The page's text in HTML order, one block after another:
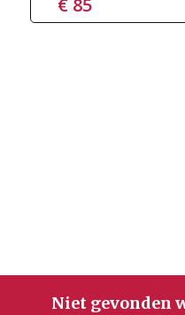
Niet gevonden